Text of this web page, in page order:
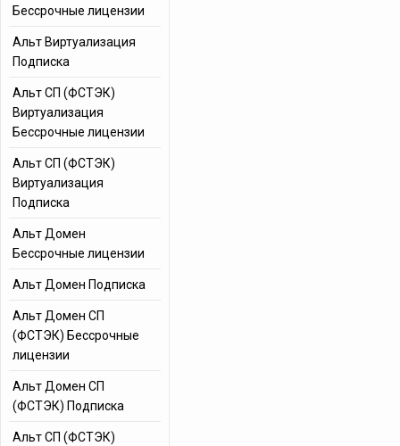
Бессрочные лицензии
Альт Виртуализация
Подписка
Альт СП (ФСТЭК)
Виртуализация
Бессрочные лицензии
Альт СП (ФСТЭК)
Виртуализация
Подписка
Альт Домен
Бессрочные лицензии
Альт Домен Подписка
Альт Домен СП
(ФСТЭК) Бессрочные
лицензии
Альт Домен СП
(ФСТЭК) Подписка
Альт СП (ФСТЭК)